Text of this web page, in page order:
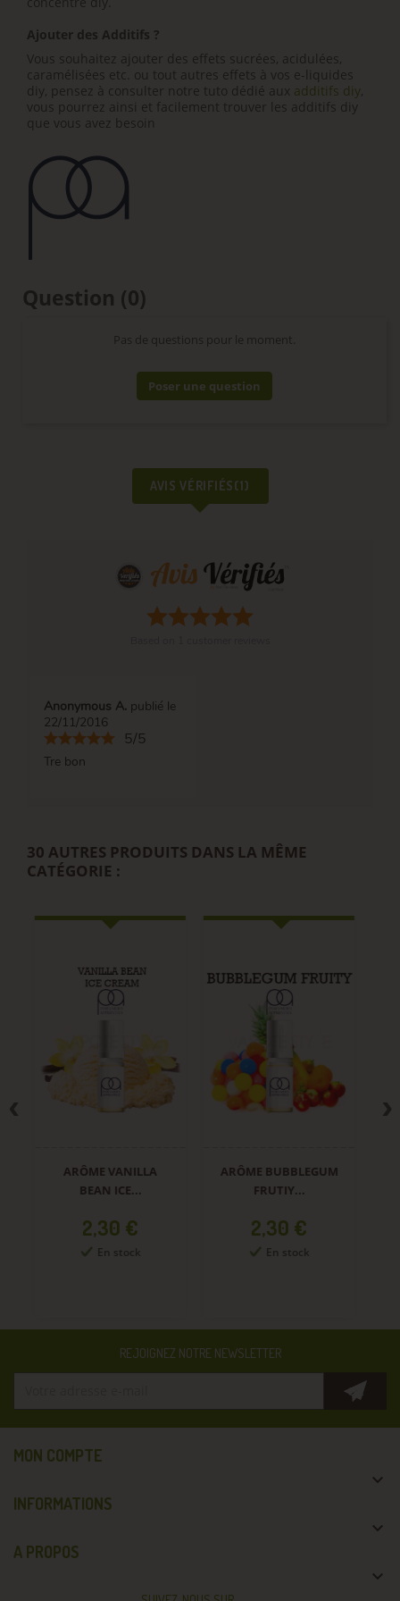
Ajouter des Additifs ?
Vous souhaitez ajouter des effets sucrées, acidulées,
caramélisées etc. ou tout autres effets à vos e-liquides
diy, pensez à consulter notre tuto dédié aux additifs diy,
vous pourrez ainsi et facilement trouver les additifs diy
que vous avez besoin
Question (0)
Pas de questions pour le moment.
Poser une question
AVIS VÉRIFIÉS(1)
Anonymous A. publié le
22/11/2016
5/5
Tre bon
30 AUTRES PRODUITS DANS LA MÊME
CATÉGORIE :
ARÔME VANILLA
BEAN ICE...
Prix
2,30 €
En stock
ARÔME BUBBLEGUM
FRUTIY...
Prix
2,30 €
En stock
REJOIGNEZ NOTRE NEWSLETTER
MON COMPTE

INFORMATIONS

A PROPOS
